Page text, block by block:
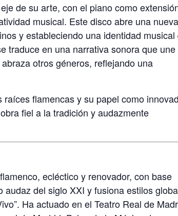
de su arte, con el piano como
musical. Este disco abre una nueva
y estableciendo una identidad musical
traduce en una narrativa sonora que une
otros géneros, reflejando una
flamencas y su papel como
fiel a la tradición y audazmente
ecléctico y renovador, con base
del siglo XXI y fusiona estilos
Ha actuado en el Teatro Real de